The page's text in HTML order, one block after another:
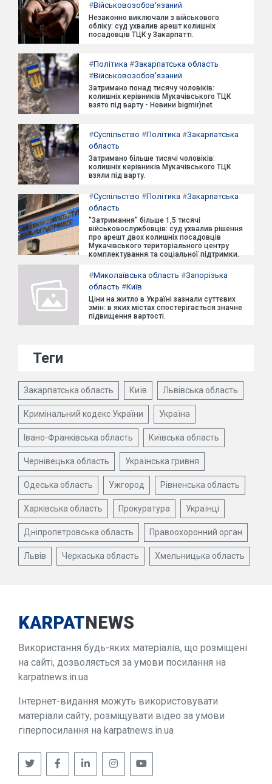
#Військовозобов'язаний
Незаконно виключали з військового
обліку: суд ухвалив арешт колишніх
посадовців ТЦК у Закарпатті.
#Політика #Закарпатська область
#Військовозобов'язаний
Затримано понад тисячу чоловіків:
колишніх керівників Мукачівського ТЦК
взято під варту - Новини bigmir)net
#Суспільство #Політика #Закарпатська
область
Затримано більше тисячі чоловіків:
колишніх керівників Мукачівського ТЦК
взяли під варту.
#Суспільство #Політика #Закарпатська
область
"Затримання" більше 1,5 тисячі
військовослужбовців: суд ухвалив рішення
про арешт двох колишніх посадовців
Мукачівського територіального центру
комплектування та соціальної підтримки.
#Миколаївська область #Запорізька
область #Київ
Ціни на житло в Україні зазнали суттєвих
змін: в яких містах спостерігається значне
підвищення вартості.
Теги
Закарпатська область Київ Львівська область
Кримінальний кодекс України Україна
Івано-Франківська область Київська область
Чернівецька область Українська гривня
Одеська область Ужгород Рівненська область
Харківська область Прокуратура Українці
Дніпропетровська область Правоохоронний орган
Львів Черкаська область Хмельницька область
KARPATNEWS
Використання будь-яких матеріалів, що розміщені
на сайті, дозволяється за умови посилання на
karpatnews.in.ua
Інтернет-видання можуть використовувати
матеріали сайту, розміщувати відео за умови
гіперпосилання на karpatnews.in.ua